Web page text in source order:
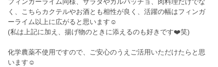
く、こちらカクテルやお酒とも相性が良く、活躍の幅はフィンガ
ーライム以上に広がると思います☺️
(私は上記に加え、揚げ物のときに添えるのも好きです❤️笑)
化学農薬不使用ですので、ご安心のうえご活用いただけたらと思
います☺️